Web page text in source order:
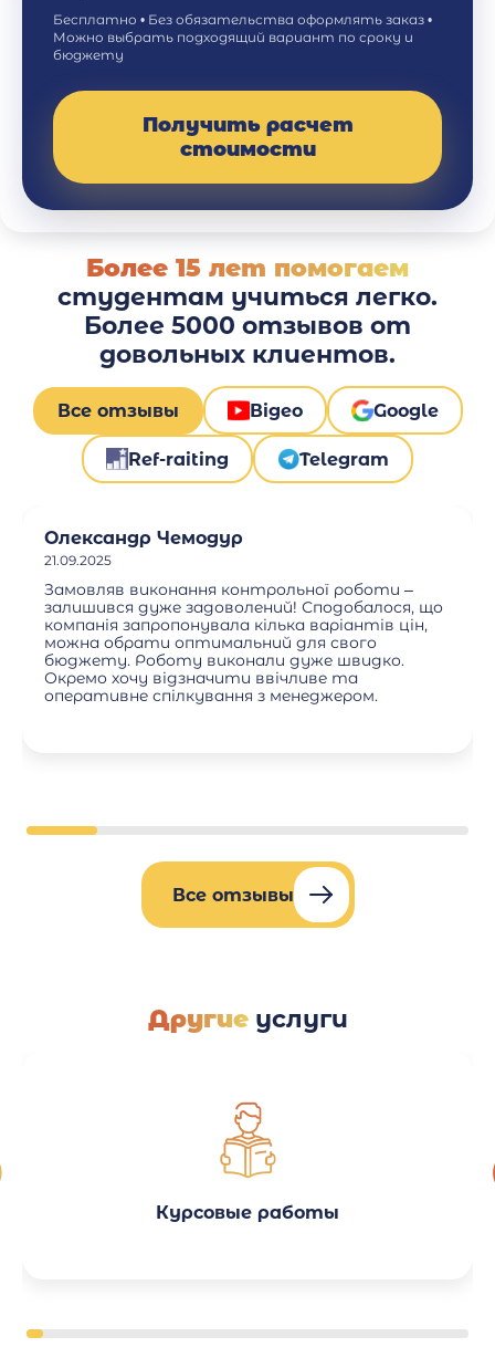
Бесплатно • Без обязательства оформлять заказ •
Можно выбрать подходящий вариант по сроку и
бюджету
Получить расчет
стоимости
Более 15 лет помогаем
студентам учиться легко.
Более 5000 отзывов от
довольных клиентов.
Все отзывы Відео Google
Ref-raiting Telegram
Олександр Чемодур
21.09.2025
Замовляв виконання контрольної роботи –
залишився дуже задоволений! Сподобалося, що
компанія запропонувала кілька варіантів цін,
можна обрати оптимальний для свого
бюджету. Роботу виконали дуже швидко.
Окремо хочу відзначити ввічливе та
оперативне спілкування з менеджером.
Все отзывы
Другиеуслуги
Курсовые работы